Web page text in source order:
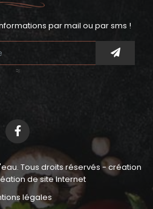
par mail ou par sms !
≈
Tous droits réservés - création
de site Internet
légales